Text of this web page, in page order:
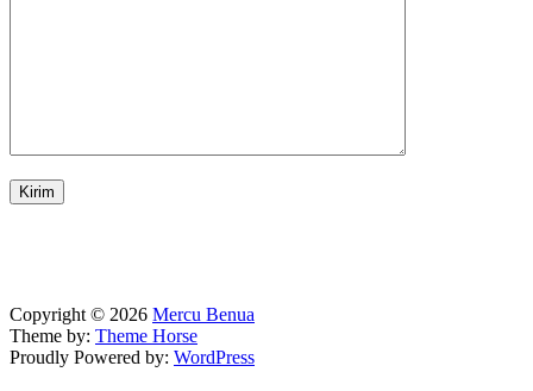
Copyright © 2026 Mercu Benua
Theme by: Theme Horse
Proudly Powered by: WordPress